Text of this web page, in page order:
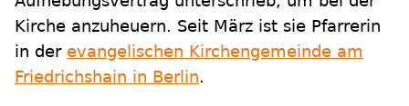
Kirche anzuheuern. Seit März ist sie Pfarrerin
in der evangelischen Kirchengemeinde am
Friedrichshain in Berlin.